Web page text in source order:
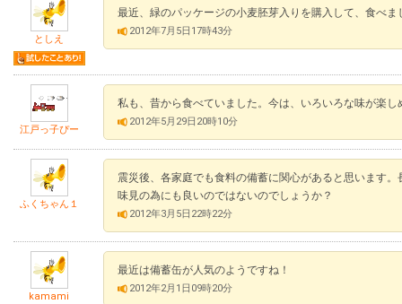
としえ
最近、緑のパッケージの小麦胚芽入りを購入して、食べま
2012年7月5日17時43分
江戸っ子ぴー
私も、昔から食べていました。今は、いろいろな味が楽し
2012年5月29日20時10分
ふくちゃん１
震災後、各家庭でも食料の備蓄に関心があると思います
味見の為にも良いのではないのでしょうか？
2012年3月5日22時22分
kamami
最近は備蓄缶が人気のようですね！
2012年2月1日09時20分